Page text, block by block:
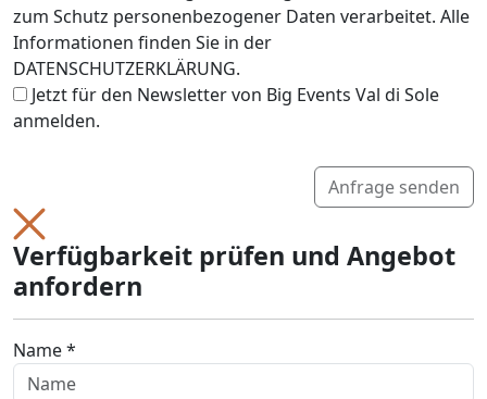
zum Schutz personenbezogener Daten verarbeitet. Alle
Informationen finden Sie in der
DATENSCHUTZERKLÄRUNG.
Jetzt für den Newsletter von Big Events Val di Sole
anmelden.
Anfrage senden
Verfügbarkeit prüfen und Angebot
anfordern
Name *